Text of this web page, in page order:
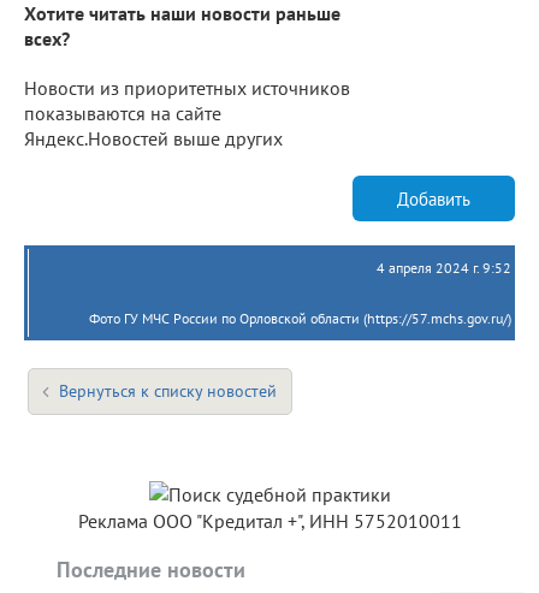
Хотите читать наши новости раньше
всех?
Новости из приоритетных источников
показываются на сайте
Яндекс.Новостей выше других
Добавить
4 апреля 2024 г. 9:52
Фото ГУ МЧС России по Орловской области (https://57.mchs.gov.ru/)
Вернуться к списку новостей
Реклама ООО "Кредитал +", ИНН 5752010011
Последние новости